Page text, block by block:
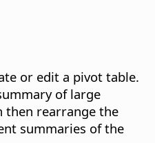
or edit a pivot table.
of large
then rearrange the
summaries of the